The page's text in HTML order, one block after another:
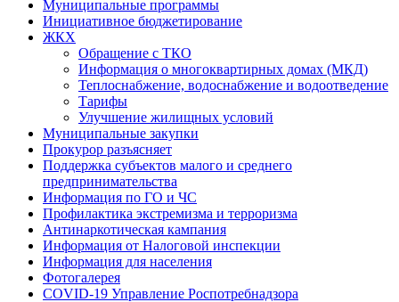
Муниципальные программы
Инициативное бюджетирование
ЖКХ
Обращение с ТКО
Информация о многоквартирных домах (МКД)
Теплоснабжение, водоснабжение и водоотведение
Тарифы
Улучшение жилищных условий
Муниципальные закупки
Прокурор разъясняет
Поддержка субъектов малого и среднего
предпринимательства
Информация по ГО и ЧС
Профилактика экстремизма и терроризма
Антинаркотическая кампания
Информация от Налоговой инспекции
Информация для населения
Фотогалерея
COVID-19 Управление Роспотребнадзора